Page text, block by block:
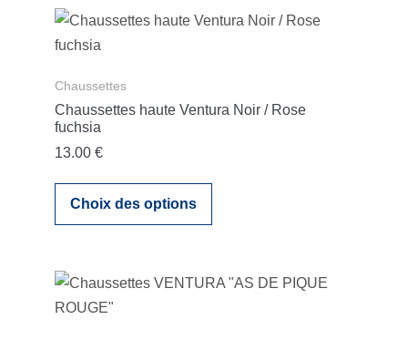
Chaussettes
Chaussettes haute Ventura Noir / Rose
fuchsia
13.00 €
Choix des options